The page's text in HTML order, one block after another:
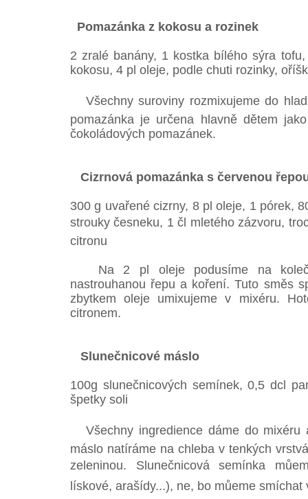
Pomazánka z kokosu a rozinek
2 zralé banány, 1 kostka bílého sýra
kokosu, 4 pl oleje, podle chuti rozinky,
Všechny suroviny rozmixujeme do
pomazánka je určena hlavně dětem
čokoládových pomazánek.
Cizrnová pomazánka s červenou
300 g uvařené cizrny, 8 pl oleje, 1 pórek,
strouky česneku, 1 čl mletého zázvoru,
citronu
Na 2 pl oleje podusíme na
nastrouhanou řepu a koření. Tuto směs
zbytkem oleje umixujeme v mixéru.
citronem.
Slunečnicové máslo
100g slunečnicových semínek, 0,5 dcl
špetky soli
Všechny ingredience dáme do mixéru
máslo natíráme na chleba v tenkých
zeleninou. Slunečnicová semínka
lískové, arašídy...), ne, bo můeme